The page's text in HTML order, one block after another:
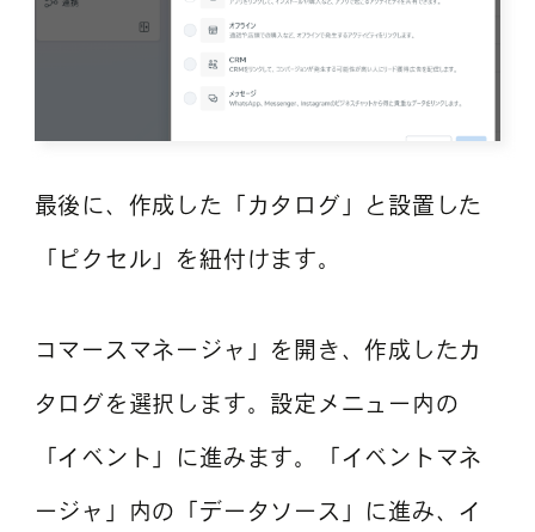
最後に、作成した「カタログ」と設置した
「ピクセル」を紐付けます。
コマースマネージャ」を開き、作成したカ
タログを選択します。設定メニュー内の
「イベント」に進みます。「イベントマネ
ージャ」内の「データソース」に進み、イ